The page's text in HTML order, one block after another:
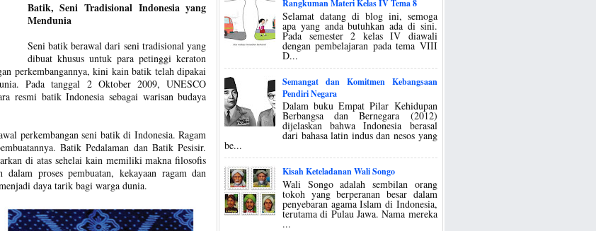
Batik, Seni Tradisional Indonesia yang
Mendunia
Seni batik berawal dari seni tradisional yang
dibuat khusus untuk para petinggi keraton
perkembangannya, kini kain batik telah dipakai
Pada tanggal 2 Oktober 2009, UNESCO
resmi batik Indonesia sebagai warisan budaya
perkembangan seni batik di Indonesia. Ragam
Batik Pedalaman dan Batik Pesisir.
di atas sehelai kain memiliki makna filosofis
proses pembuatan, kekayaan ragam dan
daya tarik bagi warga dunia.
Rangkuman Materi Kelas IV Tema 8
Selamat datang di blog ini, semoga
apa yang anda butuhkan ada di sini.
Pada semester 2 kelas IV diawali
dengan pembelajaran pada tema VIII
D...
Semangat dan Komitmen Kebangsaan
Pendiri Negara
Dalam buku Empat Pilar Kehidupan
Berbangsa dan Bernegara (2012)
dijelaskan bahwa Indonesia berasal
dari bahasa latin indus dan nesos yang
be...
Kisah Keteladanan Wali Songo
Wali Songo adalah sembilan orang
tokoh yang berperanan besar dalam
penyebaran agama Islam di Indonesia,
terutama di Pulau Jawa. Nama mereka
...